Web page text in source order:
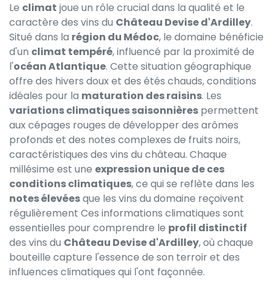
Le climat joue un rôle crucial dans la qualité et le
caractère des vins du Château Devise d'Ardilley.
Situé dans la région du Médoc, le domaine bénéficie
d'un climat tempéré, influencé par la proximité de
l'océan Atlantique. Cette situation géographique
offre des hivers doux et des étés chauds, conditions
idéales pour la maturation des raisins. Les
variations climatiques saisonnières permettent
aux cépages rouges de développer des arômes
profonds et des notes complexes de fruits noirs,
caractéristiques des vins du château. Chaque
millésime est une expression unique de ces
conditions climatiques, ce qui se reflète dans les
notes élevéesque les vins du domaine reçoivent
régulièrement Ces informations climatiques sont
essentielles pour comprendre le profil distinctif
des vins du Château Devise d'Ardilley, où chaque
bouteille capture l'essence de son terroir et des
influences climatiques qui l'ont façonnée.